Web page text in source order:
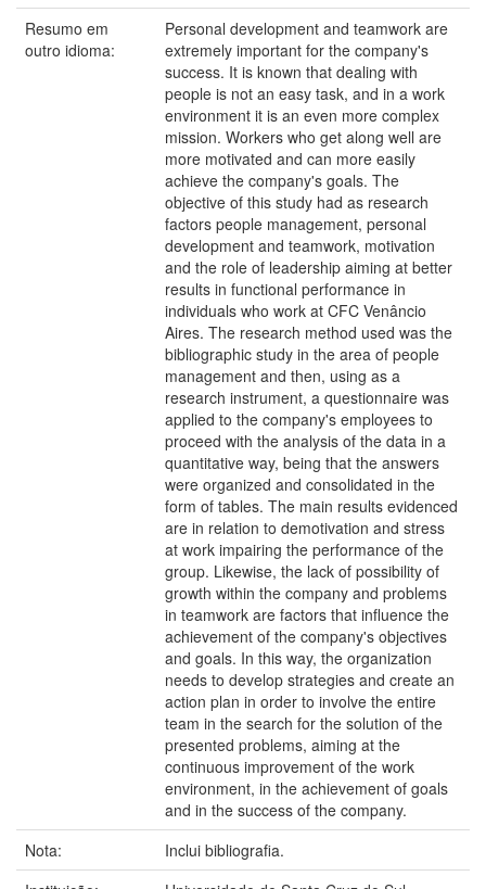
Resumo em
outro idioma:
Personal development and teamwork are
extremely important for the company's
success. It is known that dealing with
people is not an easy task, and in a work
environment it is an even more complex
mission. Workers who get along well are
more motivated and can more easily
achieve the company's goals. The
objective of this study had as research
factors people management, personal
development and teamwork, motivation
and the role of leadership aiming at better
results in functional performance in
individuals who work at CFC Venâncio
Aires. The research method used was the
bibliographic study in the area of people
management and then, using as a
research instrument, a questionnaire was
applied to the company's employees to
proceed with the analysis of the data in a
quantitative way, being that the answers
were organized and consolidated in the
form of tables. The main results evidenced
are in relation to demotivation and stress
at work impairing the performance of the
group. Likewise, the lack of possibility of
growth within the company and problems
in teamwork are factors that influence the
achievement of the company's objectives
and goals. In this way, the organization
needs to develop strategies and create an
action plan in order to involve the entire
team in the search for the solution of the
presented problems, aiming at the
continuous improvement of the work
environment, in the achievement of goals
and in the success of the company.
Nota:
Inclui bibliografia.